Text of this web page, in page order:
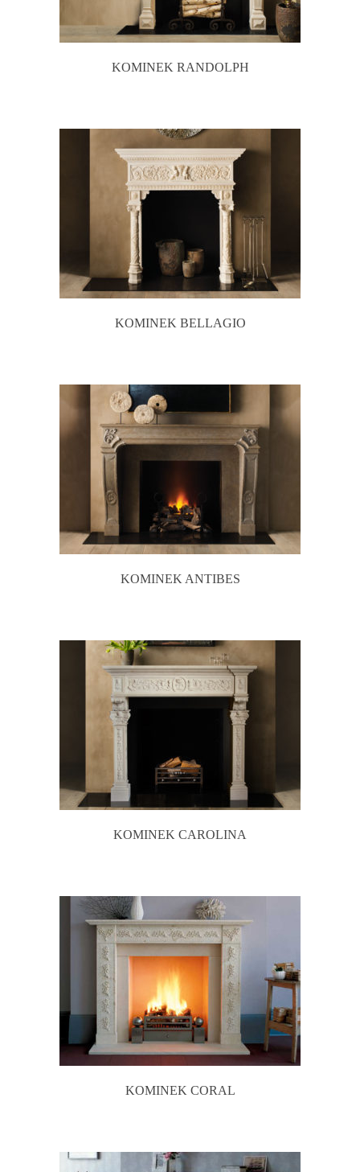
KOMINEK RANDOLPH
KOMINEK BELLAGIO
KOMINEK ANTIBES
KOMINEK CAROLINA
KOMINEK CORAL